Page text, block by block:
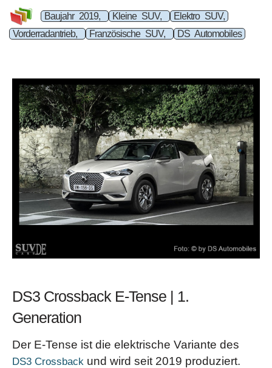
Baujahr 2019, Kleine SUV,
Elektro SUV,
Vorderradantrieb,
Französische SUV, DS Automobiles
DS3 Crossback E-Tense | 1.
Generation
Der E-Tense ist die elektrische Variante des
DS3 Crossback und wird seit 2019 produziert.